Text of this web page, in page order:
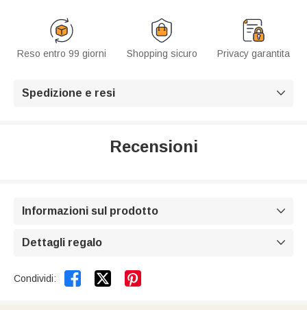
Reso entro 99 giorni Shopping sicuro Privacy garantita
Spedizione e resi 
Recensioni
Informazioni sul prodotto 
Dettagli regalo 
Condividi:  